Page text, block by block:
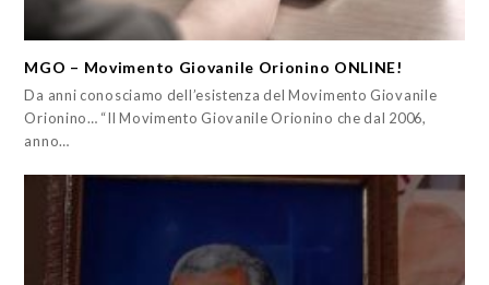
MGO – Movimento Giovanile Orionino ONLINE!
Da anni conosciamo dell’esistenza del Movimento Giovanile
Orionino… “Il Movimento Giovanile Orionino che dal 2006,
anno…